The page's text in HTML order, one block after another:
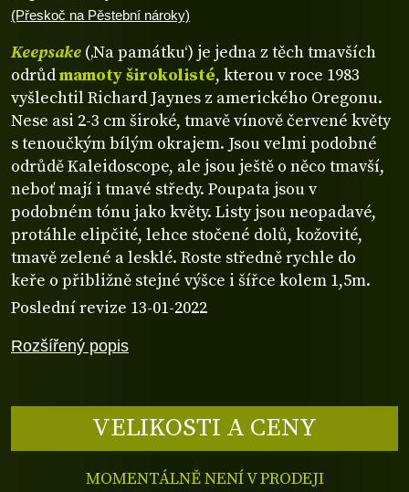
Rozšířený popis
(Přeskoč na Pěstební nároky)
Keepsake (‚Na památku‘) je jedna z těch tmavších
odrůdmamoty širokolisté, kterou v roce 1983
vyšlechtil Richard Jaynes z amerického Oregonu.
Nese asi 2-3 cm široké, tmavě vínově červené květy
s tenoučkým bílým okrajem. Jsou velmi podobné
odrůdě Kaleidoscope, ale jsou ještě o něco tmavší,
neboť mají i tmavé středy. Poupata jsou v
podobném tónu jako květy. Listy jsou neopadavé,
protáhle elipčité, lehce stočené dolů, kožovité,
tmavě zelené a lesklé. Roste středně rychle do
keře o přibližně stejné výšce i šířce kolem 1,5m.
Poslední revize 13-01-2022
VELIKOSTI A CENY
MOMENTÁLNĚ NENÍ V PRODEJI